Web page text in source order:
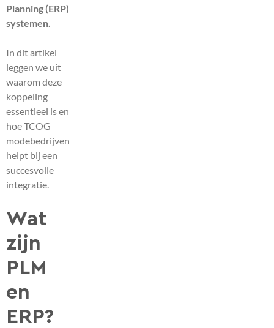
Planning (ERP)
systemen.
In dit artikel
leggen we uit
waarom deze
koppeling
essentieel is en
hoe TCOG
modebedrijven
helpt bij een
succesvolle
integratie.
Wat
zijn
PLM
en
ERP?